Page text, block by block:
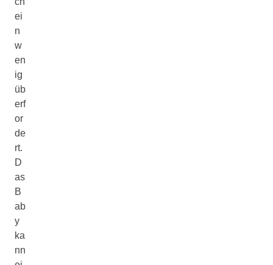
ei
n
w
en
ig
üb
erf
or
de
rt.
D
as
B
ab
y
ka
nn